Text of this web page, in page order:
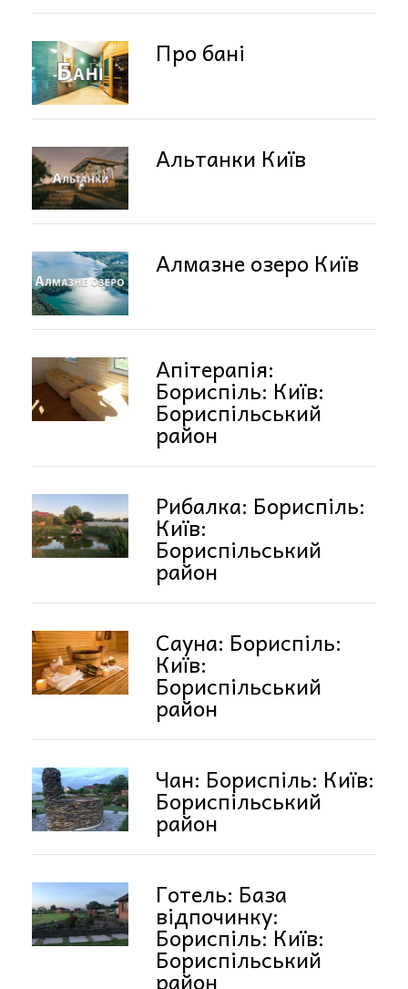
Про бані
Альтанки Київ
Алмазне озеро Київ
Апітерапія:
Бориспіль: Київ:
Бориспільський
район
Рибалка: Бориспіль:
Київ:
Бориспільський
район
Сауна: Бориспіль:
Київ:
Бориспільський
район
Чан: Бориспіль: Київ:
Бориспільський
район
Готель: База
відпочинку:
Бориспіль: Київ:
Бориспільський
район